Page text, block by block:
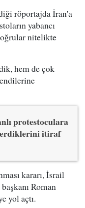
röportajda İran'a
yabancı
nitelikte
hem de çok
protestoculara
itiraf
kararı, İsrail
Roman
yol açtı.